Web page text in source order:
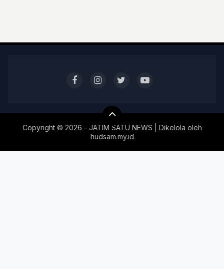
Copyright © 2026 - JATIM SATU NEWS | Dikelola oleh
hudsam.my.id